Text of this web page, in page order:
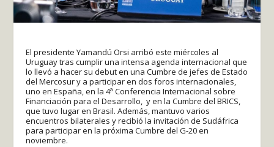
El presidente Yamandú Orsi arribó este miércoles al
Uruguay tras cumplir una intensa agenda internacional que
lo llevó a hacer su debut en una Cumbre de jefes de Estado
del Mercosur y a participar en dos foros internacionales,
uno en España, en la 4ª Conferencia Internacional sobre
Financiación para el Desarrollo, y en la Cumbre del BRICS,
que tuvo lugar en Brasil. Además, mantuvo varios
encuentros bilaterales y recibió la invitación de Sudáfrica
para participar en la próxima Cumbre del G-20 en
noviembre.